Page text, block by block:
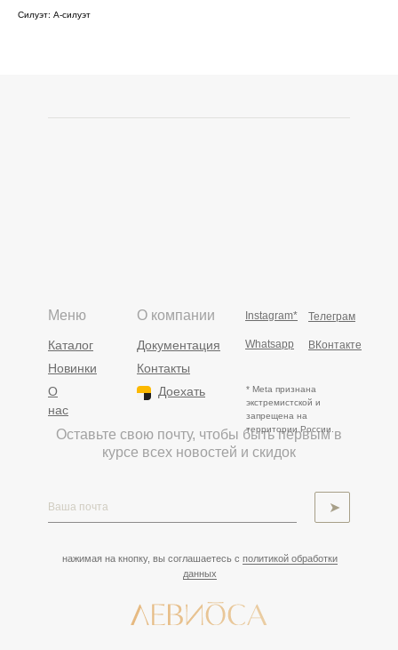
Силуэт: А-силуэт
Оставьте свою почту, чтобы быть первым в
курсе всех новостей и скидок
нажимая на кнопку, вы соглашаетесь с политикой обработки
данных
➤
Instagram*
* Meta признана
экстремистской и
запрещена на
территории России.
Whatsapp ВКонтакте
Телеграм
Меню
Каталог
Новинки
О
нас
О компании
Документация
Контакты
Доехать